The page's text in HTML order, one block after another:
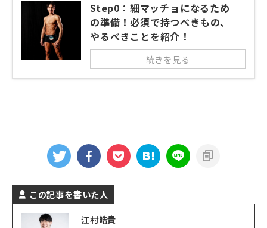
Step0：細マッチョになるため
の準備！必須で持つべきもの、
やるべきことを紹介！
続きを見る
この記事を書いた人
江村皓貴